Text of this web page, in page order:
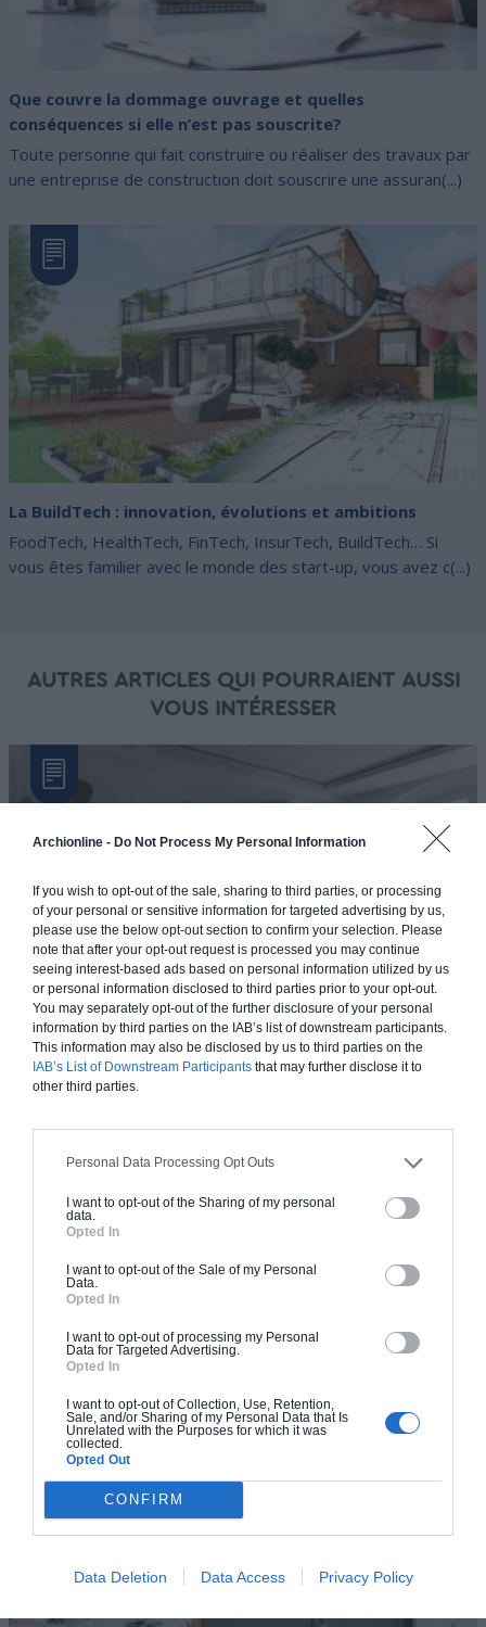
Archionline - Do Not Process My Personal Information
If you wish to opt-out of the sale, sharing to third parties, or processing
of your personal or sensitive information for targeted advertising by us,
please use the below opt-out section to confirm your selection. Please
note that after your opt-out request is processed you may continue
seeing interest-based ads based on personal information utilized by us
or personal information disclosed to third parties prior to your opt-out.
You may separately opt-out of the further disclosure of your personal
information by third parties on the IAB’s list of downstream participants.
This information may also be disclosed by us to third parties on the
IAB’s List of Downstream Participants that may further disclose it to
other third parties.
Personal Data Processing Opt Outs
I want to opt-out of the Sharing of my personal
data.
Opted In
I want to opt-out of the Sale of my Personal
Data.
Opted In
I want to opt-out of processing my Personal
Data for Targeted Advertising.
Opted In
I want to opt-out of Collection, Use, Retention,
Sale, and/or Sharing of my Personal Data that Is
Unrelated with the Purposes for which it was
collected.
Opted Out
CONFIRM
Data Deletion Data Access Privacy Policy
Que couvre la dommage ouvrage et quelles
conséquences si elle n’est pas souscrite?
Toute personne qui fait construire ou réaliser des travaux par
une entreprise de construction doit souscrire une assuran(...)
La BuildTech : innovation, évolutions et ambitions
FoodTech, HealthTech, FinTech, InsurTech, BuildTech… Si
vous êtes familier avec le monde des start-up, vous avez c(...)
AUTRES ARTICLES QUI POURRAIENT AUSSI
VOUS INTÉRESSER
Repeindre les meubles de cuisine rustique
Vous trouvez que vos meubles de cuisine sont trop rustiques
ou démodés? Sachez qu’ils ont juste besoin d’un(...)
Que déclarer pour mon extension de maison ?
Extension de maison : demande de permis de construire ou
d’autorisation de travaux ? La déclaration préalable de(...)